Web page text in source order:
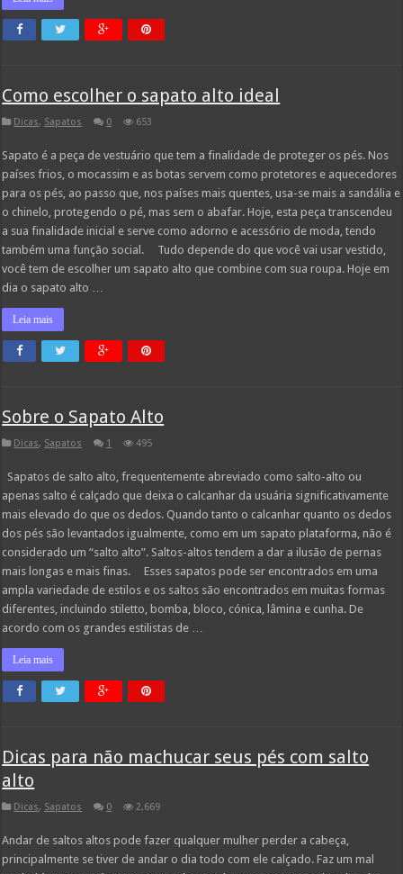
Como escolher o sapato alto ideal
Dicas, Sapatos 0 653
Sapato é a peça de vestuário que tem a finalidade de proteger os pés. Nos
países frios, o mocassim e as botas servem como protetores e aquecedores
para os pés, ao passo que, nos países mais quentes, usa-se mais a sandália e
o chinelo, protegendo o pé, mas sem o abafar. Hoje, esta peça transcendeu
a sua finalidade inicial e serve como adorno e acessório de moda, tendo
também uma função social. Tudo depende do que você vai usar vestido,
você tem de escolher um sapato alto que combine com sua roupa. Hoje em
dia o sapato alto …
Leia mais
Sobre o Sapato Alto
Dicas, Sapatos 1 495
Sapatos de salto alto, frequentemente abreviado como salto-alto ou
apenas salto é calçado que deixa o calcanhar da usuária significativamente
mais elevado do que os dedos. Quando tanto o calcanhar quanto os dedos
dos pés são levantados igualmente, como em um sapato plataforma, não é
considerado um “salto alto”. Saltos-altos tendem a dar a ilusão de pernas
mais longas e mais finas. Esses sapatos pode ser encontrados em uma
ampla variedade de estilos e os saltos são encontrados em muitas formas
diferentes, incluindo stiletto, bomba, bloco, cónica, lâmina e cunha. De
acordo com os grandes estilistas de …
Leia mais
Dicas para não machucar seus pés com salto
alto
Dicas, Sapatos 0 2,669
Andar de saltos altos pode fazer qualquer mulher perder a cabeça,
principalmente se tiver de andar o dia todo com ele calçado. Faz um mal